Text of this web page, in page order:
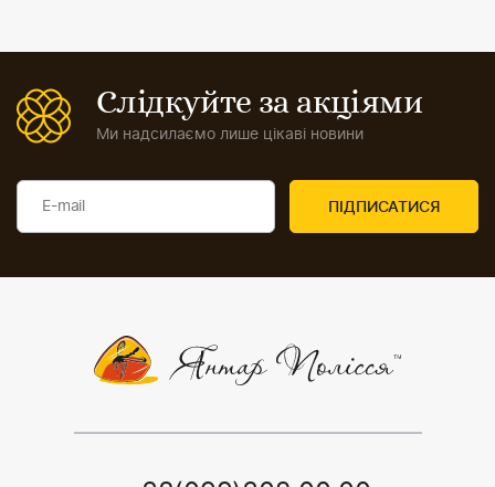
Слідкуйте за акціями
Ми надсилаємо лише цікаві новини